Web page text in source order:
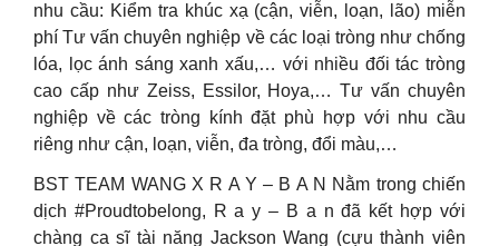
nhu cầu: Kiểm tra khúc xạ (cận, viễn, loạn, lão) miễn
phí Tư vấn chuyên nghiệp về các loại tròng như chống
lóa, lọc ánh sáng xanh xấu,… với nhiều đối tác tròng
cao cấp như Zeiss, Essilor, Hoya,… Tư vấn chuyên
nghiệp về các tròng kính đặt phù hợp với nhu cầu
riêng như cận, loạn, viễn, đa tròng, đổi màu,…
BST TEAM WANG X R A Y – B A N Nằm trong chiến
dịch #Proudtobelong, R a y – B a n đã kết hợp với
chàng ca sĩ tài năng Jackson Wang (cựu thành viên